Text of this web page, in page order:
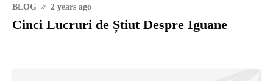
BLOG 2 years ago
Cinci Lucruri de Știut Despre Iguane